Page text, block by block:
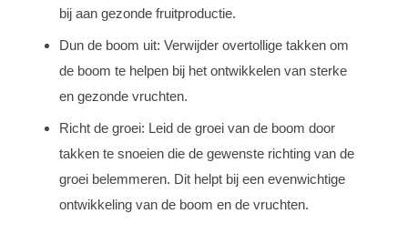
bij aan gezonde fruitproductie.
Dun de boom uit: Verwijder overtollige takken om
de boom te helpen bij het ontwikkelen van sterke
en gezonde vruchten.
Richt de groei: Leid de groei van de boom door
takken te snoeien die de gewenste richting van de
groei belemmeren. Dit helpt bij een evenwichtige
ontwikkeling van de boom en de vruchten.